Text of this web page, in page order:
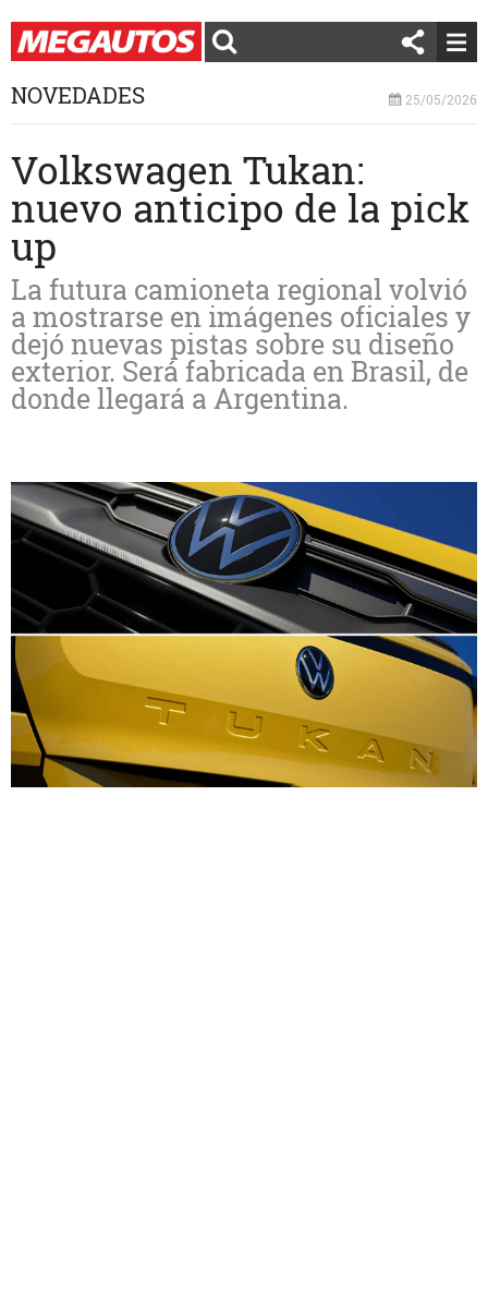
NOVEDADES 25/05/2026
Volkswagen Tukan:
nuevo anticipo de la pick
up
La futura camioneta regional volvió
a mostrarse en imágenes oficiales y
dejó nuevas pistas sobre su diseño
exterior. Será fabricada en Brasil, de
donde llegará a Argentina.